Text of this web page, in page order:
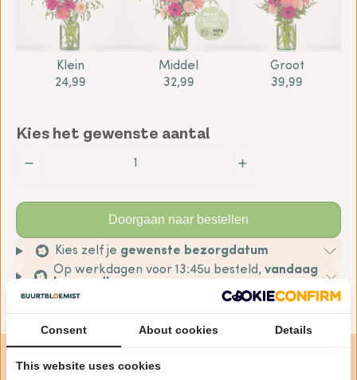
Middel
32,99
Klein
24,99
Groot
39,99
Kies het gewenste aantal
Doorgaan naar bestellen
Kies zelf je gewenste bezorgdatum
Op werkdagen voor 13:45u besteld,vandaag
bezorgd!
Duurzame bezorging
door de bloemist in de
Over dit boeket
Consent About cookies Details
This website uses cookies